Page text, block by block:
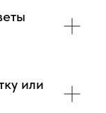
или